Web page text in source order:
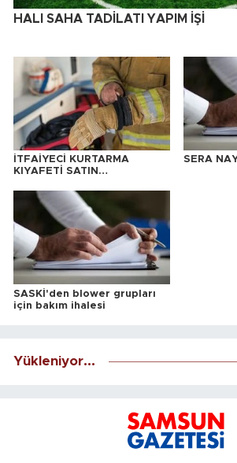
HALI SAHA TADİLATI YAPIM İŞİ
İTFAİYECİ KURTARMA
KIYAFETİ SATIN
SERA
SASKİ'den blower grupları
için bakım ihalesi
Yükleniyor...